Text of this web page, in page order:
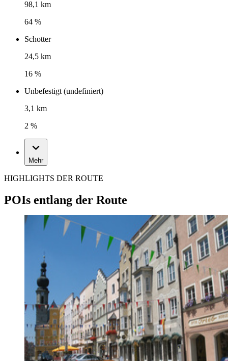
98,1 km
64 %
Schotter
24,5 km
16 %
Unbefestigt (undefiniert)
3,1 km
2 %
Mehr
HIGHLIGHTS DER ROUTE
POIs entlang der Route